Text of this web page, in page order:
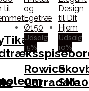
Udsalg
15%
Rowico
Carradale
Udsalg
10%